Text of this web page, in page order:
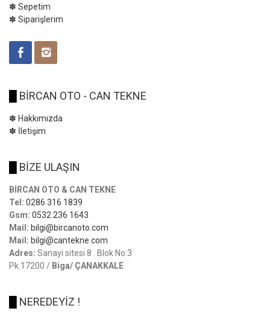
✽ Sepetim
✽ Siparişlerim
BİRCAN OTO - CAN TEKNE
✽ Hakkımızda
✽ İletişim
BİZE ULAŞIN
BİRCAN OTO & CAN TEKNE
Tel: 0286 316 1839
Gsm: 0532 236 1643
Mail: bilgi@bircanoto.com
Mail: bilgi@cantekne.com
Adres: Sanayi sitesi 8 . Blok No:3
Pk.17200 / Biga/ ÇANAKKALE
NEREDEYİZ !